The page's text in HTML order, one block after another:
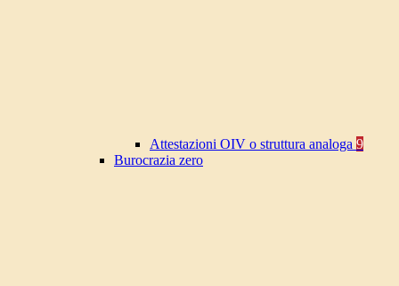
Attestazioni OIV o struttura analoga 9
Burocrazia zero